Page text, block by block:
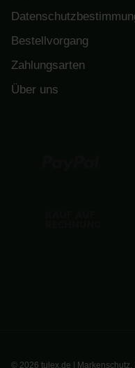
Bestellvorgang
Zahlungsarten
Über uns
© 2026 tulex.de |